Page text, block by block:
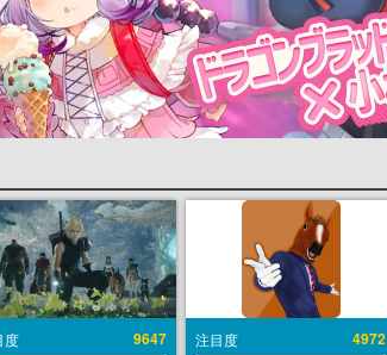
度 9647 注目度 4972